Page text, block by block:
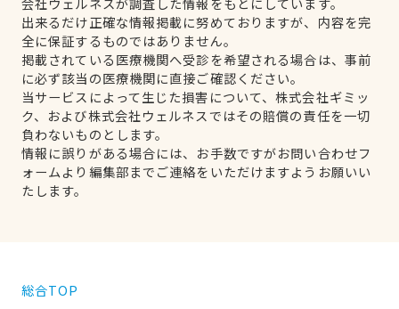
出来るだけ正確な情報掲載に努めておりますが、内容を完
全に保証するものではありません。
掲載されている医療機関へ受診を希望される場合は、事前
に必ず該当の医療機関に直接ご確認ください。
当サービスによって生じた損害について、株式会社ギミッ
ク、および株式会社ウェルネスではその賠償の責任を一切
負わないものとします。
情報に誤りがある場合には、お手数ですがお問い合わせフ
ォームより編集部までご連絡をいただけますようお願いい
たします。
総合TOP